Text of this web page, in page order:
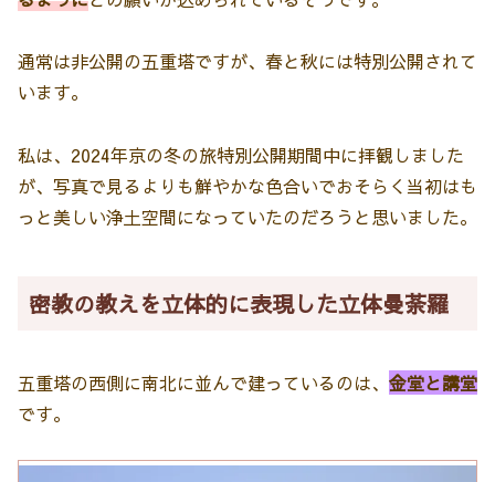
通常は非公開の五重塔ですが、春と秋には特別公開されて
います。
私は、2024年京の冬の旅特別公開期間中に拝観しました
が、写真で見るよりも鮮やかな色合いでおそらく当初はも
っと美しい浄土空間になっていたのだろうと思いました。
密教の教えを立体的に表現した立体曼荼羅
五重塔の西側に南北に並んで建っているのは、 金堂と講堂
です。